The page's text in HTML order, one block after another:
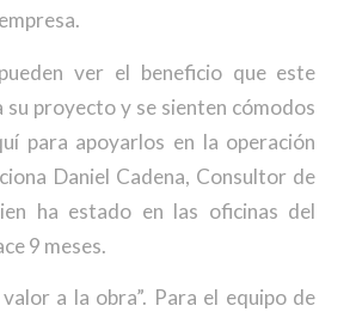
ver el beneficio que este
proyecto y se sienten cómodos
para apoyarlos en la operación
Daniel Cadena, Consultor de
ha estado en las oficinas del
9 meses.
a la obra”. Para el equipo de